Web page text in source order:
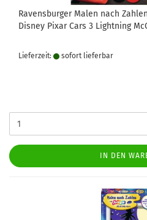
Ravensburger Malen nach
Disney Pixar Cars 3 Lightning
Lieferzeit: sofort lie­fer­bar
IN DEN